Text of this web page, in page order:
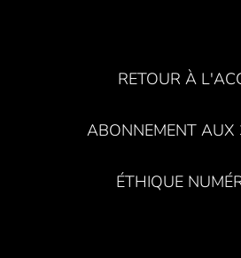
RETOUR À
ABONNEMENT AUX
ÉTHIQUE